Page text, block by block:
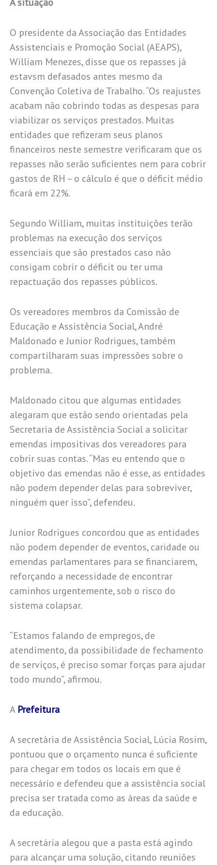
O presidente da Associação das Entidades
Assistenciais e Promoção Social (AEAPS),
William Menezes, disse que os repasses já
estavsm defasados antes mesmo da
Convenção Coletiva de Trabalho. “Os reajustes
acabam não cobrindo todas as despesas para
viabilizar os serviços prestados. Muitas
entidades que refizeram seus planos
financeiros neste semestre verificaram que os
repasses não serão suficientes nem para cobrir
gastos de RH – o cálculo é que o déficit médio
ficará em 22%.
Segundo William, muitas instituições terão
problemas na execução dos serviços
essenciais que são prestados caso não
consigam cobrir o déficit ou ter uma
repactuação dos repasses públicos.
Os vereadores membros da Comissão de
Educação e Assistência Social, André
Maldonado e Junior Rodrigues, também
compartilharam suas impressões sobre o
problema.
Maldonado citou que algumas entidades
alegaram que estão sendo orientadas pela
Secretaria de Assistência Social a solicitar
emendas impositivas dos vereadores para
cobrir suas contas. “Mas eu entendo que o
objetivo das emendas não é esse, as entidades
não podem depender delas para sobreviver,
ninguém quer isso”, defendeu.
Junior Rodrigues concordou que as entidades
não podem depender de eventos, caridade ou
emendas parlamentares para se financiarem,
reforçando a necessidade de encontrar
caminhos urgentemente, sob o risco do
sistema colapsar.
“Estamos falando de empregos, de
atendimento, da possibilidade de fechamento
de serviços, é preciso somar forças para ajudar
todo mundo”, afirmou.
A Prefeitura
A secretária de Assistência Social, Lúcia Rosim,
pontuou que o orçamento nunca é suficiente
para chegar em todos os locais em que é
necessário e defendeu que a assistência social
precisa ser tratada como as áreas da saúde e
da educação.
A secretária alegou que a pasta está agindo
para alcançar uma solução, citando reuniões